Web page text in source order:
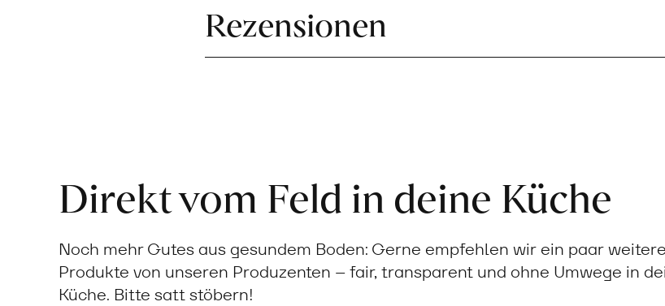
Rezensionen
Direkt vom Feld in deine Küche
Noch mehr Gutes aus gesundem Boden: Gerne empfehlen wir ein paar
Produkte von unseren Produzenten – fair, transparent und ohne Umwege in
Küche. Bitte satt stöbern!